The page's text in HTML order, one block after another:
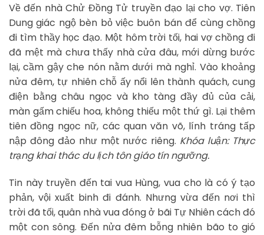
Về đến nhà Chử Đồng Tử truyền đạo lại cho vợ. Tiên
Dung giác ngộ bèn bỏ việc buôn bán để cùng chồng
đi tìm thầy học đạo. Một hôm trời tối, hai vợ chồng đi
đã mệt mà chưa thấy nhà cửa đâu, mới dừng bước
lại, cầm gậy che nón nằm dưới mà nghỉ. Vào khoảng
nửa đêm, tự nhiên chỗ ấy nổi lên thành quách, cung
điện bằng châu ngọc và kho tàng đầy đủ của cải,
màn gấm chiếu hoa, không thiếu một thứ gì. Lại thêm
tiên đồng ngọc nữ, các quan văn võ, lính tráng tấp
nập đông đảo như một nước riêng. Khóa luận: Thực
trạng khai thác du lịch tôn giáo tín ngưỡng.
Tin này truyền đến tai vua Hùng, vua cho là có ý tạo
phản, vội xuất binh đi đánh. Nhưng vừa đến nơi thì
trời đã tối, quân nhà vua đóng ở bãi Tự Nhiên cách đó
một con sông. Đến nửa đêm bỗng nhiên bão to gió